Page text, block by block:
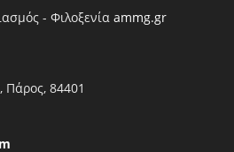
- Φιλοξενία ammg.gr
Πάρος, 84401